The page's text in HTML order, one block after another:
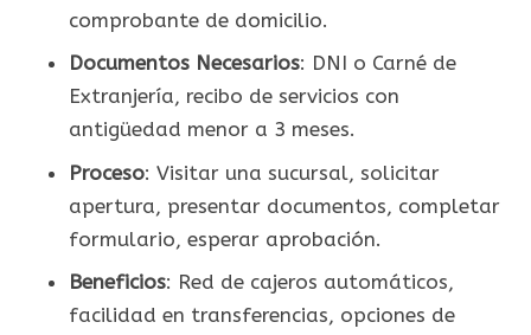
comprobante de domicilio.
Documentos Necesarios: DNI o Carné de
Extranjería, recibo de servicios con
antigüedad menor a 3 meses.
Proceso: Visitar una sucursal, solicitar
apertura, presentar documentos, completar
formulario, esperar aprobación.
Beneficios: Red de cajeros automáticos,
facilidad en transferencias, opciones de